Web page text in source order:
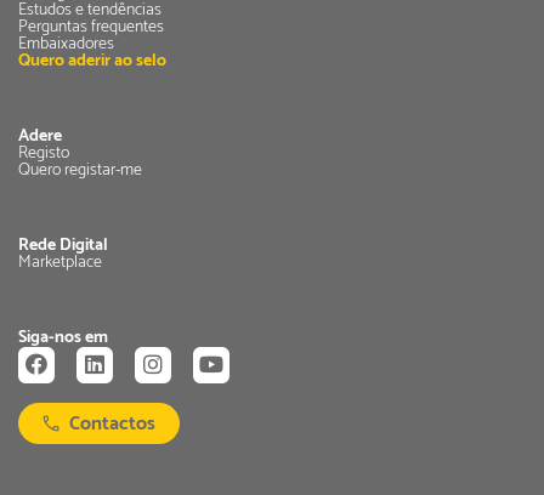
Estudos e tendências
Perguntas frequentes
Embaixadores
Quero aderir ao selo
Adere
Registo
Quero registar-me
Rede Digital
Marketplace
Siga-nos em
Contactos